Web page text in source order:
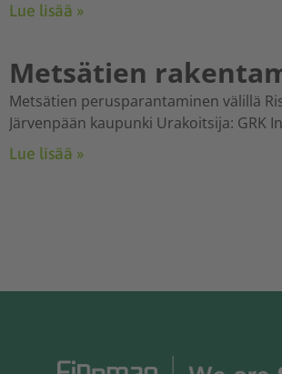
Lue lisää »
Metsätien
Metsätien perusparantaminen välillä
Järvenpään kaupunki Urakoitsija: GRK
Lue lisää »